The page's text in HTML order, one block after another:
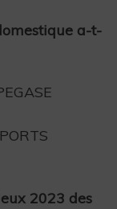
a-t-
2023 des